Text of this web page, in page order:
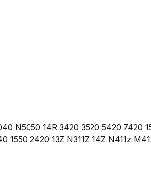
N5050 14R 3420 3520 5420 7420
2420 13Z N311Z 14Z N411z